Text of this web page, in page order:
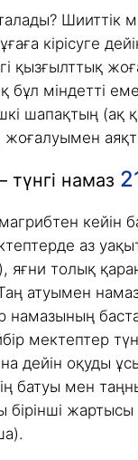
Шииттік
кірісуге
қызғылттық
бұл міндетті
шапақтың (ақ
түнгі намаз
кейін
аз
яғни толық
атуымен
намазының
мектептер
дейін оқуды
батуы мен
бірінші жартысы